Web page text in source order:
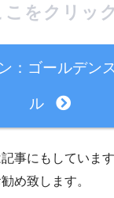
こをクリック
：ゴールデン
ル
事にもしていま
め致します。